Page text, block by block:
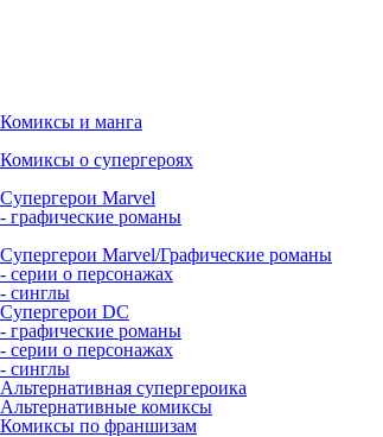
Комиксы и манга
Комиксы о супергероях
Супергерои Marvel
- графические романы
Супергерои Marvel/Графические романы
- серии о персонажах
- синглы
Супергерои DC
- графические романы
- серии о персонажах
- синглы
Альтернативная супергероика
Альтернативные комиксы
Комиксы по франшизам